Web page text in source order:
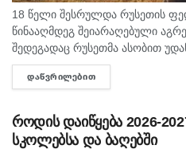
18 წელი შესრულდა რუსეთის
წინააღმდეგ შეიარაღებული
შედეგადაც რუსეთმა ასობით
დაიპყრო აფხაზეთი და
აგვისტოს გმირი გოგიტა
ᲓᲐᲬᲕᲠᲘᲚᲔᲑᲘᲗ
როდის დაიწყება 2026-
სკოლებსა და ბაღებში